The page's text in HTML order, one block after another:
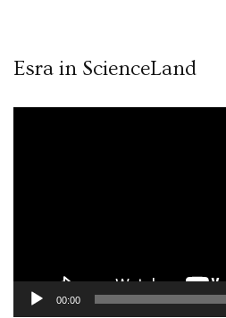
Esra in ScienceLand
00:00